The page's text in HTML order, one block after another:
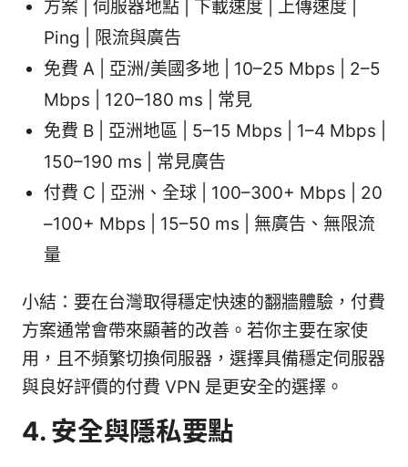
方案 | 伺服器地點 | 下載速度 | 上傳速度 |
Ping | 限流與廣告
免費 A | 亞洲/美國多地 | 10–25 Mbps | 2–5
Mbps | 120–180 ms | 常見
免費 B | 亞洲地區 | 5–15 Mbps | 1–4 Mbps |
150–190 ms | 常見廣告
付費 C | 亞洲、全球 | 100–300+ Mbps | 20
–100+ Mbps | 15–50 ms | 無廣告、無限流
量
小結：要在台灣取得穩定快速的翻牆體驗，付費
方案通常會帶來顯著的改善。若你主要在家使
用，且不頻繁切換伺服器，選擇具備穩定伺服器
與良好評價的付費 VPN 是更安全的選擇。
4. 安全與隱私要點